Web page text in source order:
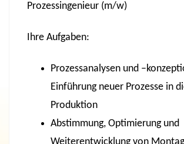
Prozessingenieur (m/w)
Ihre Aufgaben:
Prozessanalysen und
Einführung neuer Prozesse in
Produktion
Abstimmung, Optimierung und